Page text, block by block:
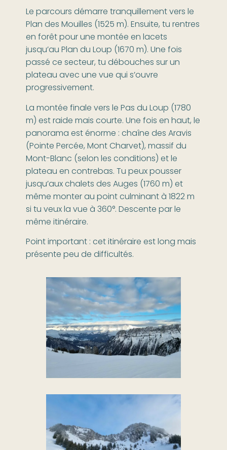
Le parcours démarre tranquillement vers le
Plan des Mouilles (1525 m). Ensuite, tu rentres
en forêt pour une montée en lacets
jusqu’au Plan du Loup (1670 m). Une fois
passé ce secteur, tu débouches sur un
plateau avec une vue qui s’ouvre
progressivement.
La montée finale vers le Pas du Loup (1780
m) est raide mais courte. Une fois en haut, le
panorama est énorme : chaîne des Aravis
(Pointe Percée, Mont Charvet), massif du
Mont-Blanc (selon les conditions) et le
plateau en contrebas. Tu peux pousser
jusqu’aux chalets des Auges (1760 m) et
même monter au point culminant à 1822 m
si tu veux la vue à 360°. Descente par le
même itinéraire.
Point important : cet itinéraire est long mais
présente peu de difficultés.